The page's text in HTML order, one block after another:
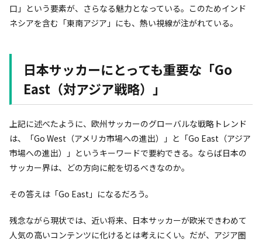
口」という要素が、さらなる魅力となっている。このためインド
ネシアを含む「東南アジア」にも、熱い視線が注がれている。
日本サッカーにとっても重要な「Go
East（対アジア戦略）」
上記に述べたように、欧州サッカーのグローバルな戦略トレンド
は、「Go West（アメリカ市場への進出）」と「Go East（アジア
市場への進出）」というキーワードで要約できる。ならば日本の
サッカー界は、どの方向に舵を切るべきなのか。
その答えは「Go East」になるだろう。
残念ながら現状では、近い将来、日本サッカーが欧米できわめて
人気の高いコンテンツに化けるとは考えにくい。だが、アジア圏